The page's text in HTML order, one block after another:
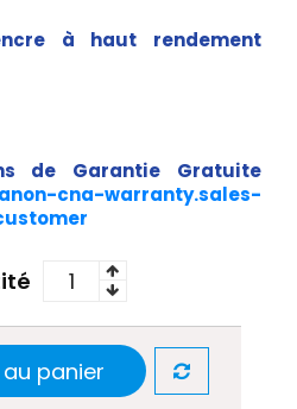
à haut rendement
de Garantie Gratuite
cna-warranty.sales-
panier